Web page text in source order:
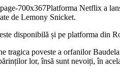
Platforma Netflix a
de Lemony Snicket.
disponibilă și pe platforma din
tragica poveste a orfanilor
lor, însă sunt nevoiți, în